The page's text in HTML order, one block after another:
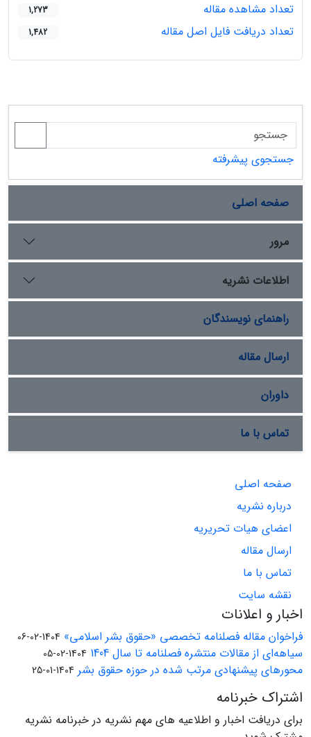
تعداد مشاهده مقاله
1,273
تعداد دریافت فایل اصل مقاله 1,482
جستجوی پیشرفته
صفحه اصلی
مرور
اطلاعات نشریه
راهنمای نویسندگان
ارسال مقاله
داوران
تماس با ما
صفحه اصلی
درباره نشریه
اعضای هیات تحریریه
ارسال مقاله
تماس با ما
نقشه سایت
اخبار و اعلانات
فراخوان مقاله فصلنامه تخصصی «حقوق بشر اسلامی» 1404-02-06
سیاهه‌ای از مقالات منتشره فصلنامه تا سال 1404 1404-02-05
محورهای پیشنهادی مرتب شده در حوزه حقوق بشر 1404-01-25
اشتراک خبرنامه
برای دریافت اخبار و اطلاعیه های مهم نشریه در خبرنامه نشریه